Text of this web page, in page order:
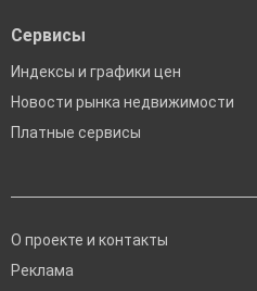
Сервисы
Индексы и графики цен
Новости рынка недвижимости
Платные сервисы
О проекте и контакты
Реклама